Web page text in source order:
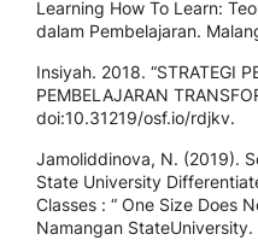
Learning How To Learn:
dalam Pembelajaran.
Insiyah. 2018. “STRATEGI
PEMBELAJARAN
doi:10.31219/osf.io/rdjkv.
Jamoliddinova, N. (2019).
State University
Classes : “ One Size Does
Namangan StateUniversity.